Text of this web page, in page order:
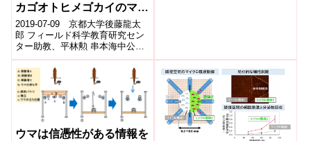
カゴオトヒメゴカイのマウ
スアタック～
2019-07-09 京都大学後藤龍太
郎 フィールド科学教育研究セン
ター助教、平林勲 串本海中公園
主任学芸員、A. Richard Palmer
アルバータ大学...
ウマは信憑性がある情報を